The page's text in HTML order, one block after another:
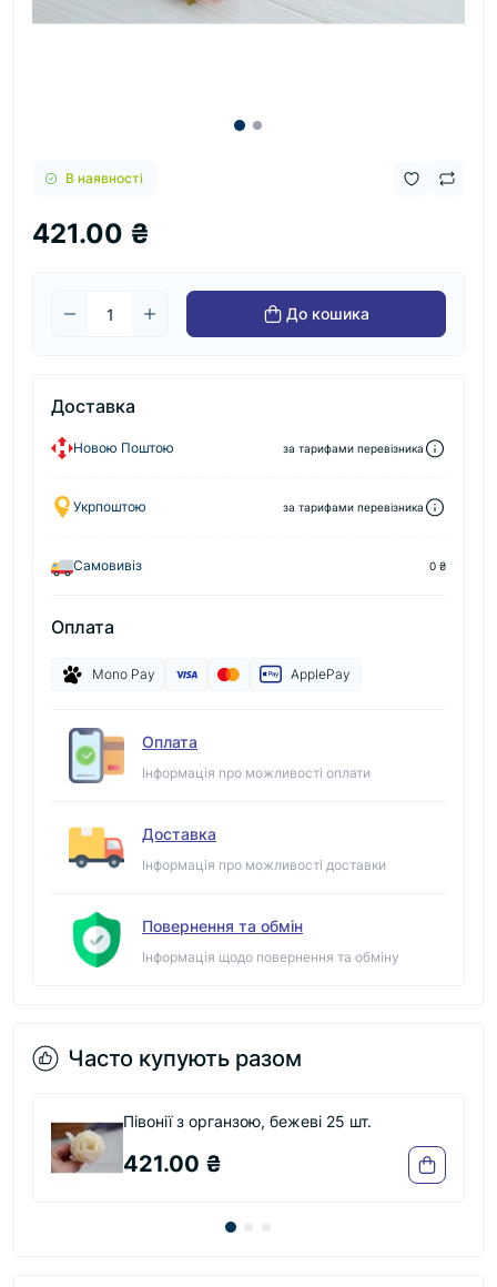
В наявності
421.00 ₴
До кошика
Доставка
Новою Поштою за тарифами перевізника
Укрпоштою за тарифами перевізника
Самовивіз 0 ₴
Оплата
Mono Pay ApplePay
Оплата
Інформація про можливості оплати
Доставка
Інформація про можливості доставки
Повернення та обмін
Інформація щодо повернення та обміну
Часто купують разом
Півонії з органзою, бежеві 25 шт.
421.00 ₴